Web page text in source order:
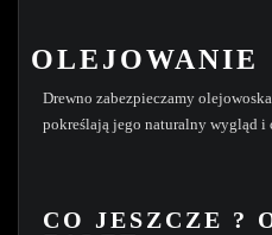
OLEJOWANIE
Drewno zabezpieczamy
pokreślają jego naturalny wygląd i
CO JESZCZE ?